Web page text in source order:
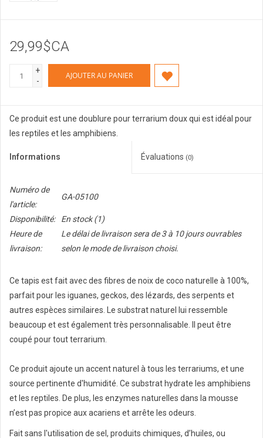
29,99$CA
+
-
AJOUTER AU PANIER
Ce produit est une doublure pour terrarium doux qui est idéal pour
les reptiles et les amphibiens.
Informations Évaluations (0)
Numéro de
l'article:
GA-05100
Disponibilité: En stock(1)
Heure de
livraison:
Le délai de livraison sera de 3 à 10 jours ouvrables
selon le mode de livraison choisi.
Ce tapis est fait avec des fibres de noix de coco naturelle à 100%,
parfait pour les iguanes, geckos, des lézards, des serpents et
autres espèces similaires. Le substrat naturel lui ressemble
beaucoup et est également très personnalisable. Il peut être
coupé pour tout terrarium.
Ce produit ajoute un accent naturel à tous les terrariums, et une
source pertinente d'humidité. Ce substrat hydrate les amphibiens
et les reptiles. De plus, les enzymes naturelles dans la mousse
n’est pas propice aux acariens et arrête les odeurs.
Fait sans l'utilisation de sel, produits chimiques, d’huiles, ou